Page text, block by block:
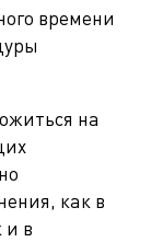
времени
на
как в
и в